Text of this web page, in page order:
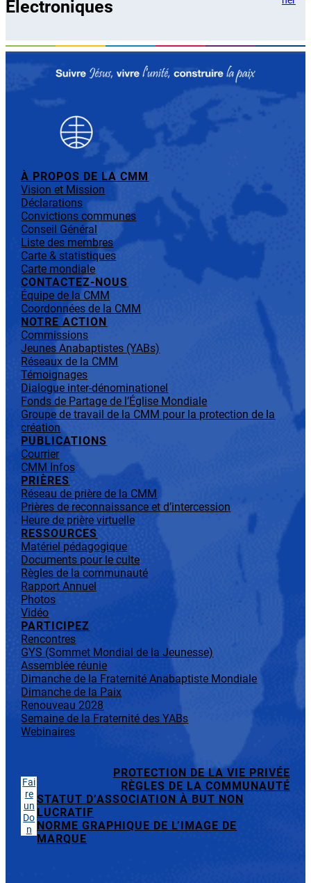
Electroniques
À PROPOS DE LA CMM
Vision et Mission
Déclarations
Convictions communes
Conseil Général
Liste des membres
Carte & statistiques
Carte mondiale
CONTACTEZ-NOUS
Équipe de la CMM
Coordonnées de la CMM
NOTRE ACTION
Commissions
Jeunes Anabaptistes (YABs)
Réseaux de la CMM
Témoignages
Dialogue inter-dénominationel
Fonds de Partage de l’Église Mondiale
Groupe de travail de la CMM pour la protection de la
création
PUBLICATIONS
Courrier
CMM Infos
PRIÈRES
Réseau de prière de la CMM
Prières de reconnaissance et d’intercession
Heure de prière virtuelle
RESSOURCES
Matériel pédagogique
Documents pour le culte
Règles de la communauté
Rapport Annuel
Photos
Vidéo
PARTICIPEZ
Rencontres
GYS (Sommet Mondial de la Jeunesse)
Assemblée réunie
Dimanche de la Fraternité Anabaptiste Mondiale
Dimanche de la Paix
Renouveau 2028
Semaine de la Fraternité des YABs
Webinaires
Fai
re
un
Do
n
PROTECTION DE LA VIE PRIVÉE
RÈGLES DE LA COMMUNAUTÉ
STATUT D’ASSOCIATION À BUT NON
LUCRATIF
NORME GRAPHIQUE DE L’IMAGE DE
MARQUE